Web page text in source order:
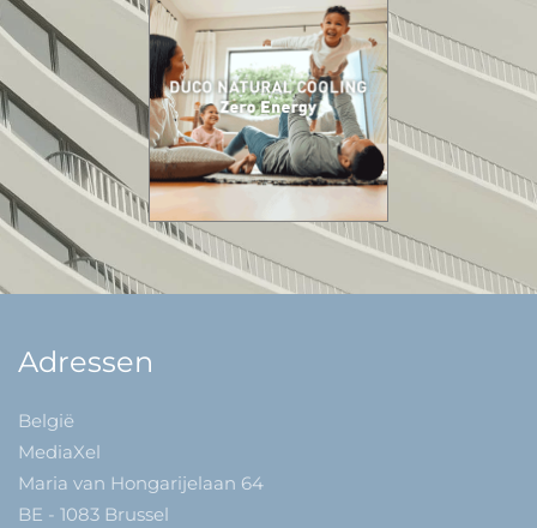
Adressen
België
MediaXel
Maria van Hongarijelaan 64
BE - 1083 Brussel